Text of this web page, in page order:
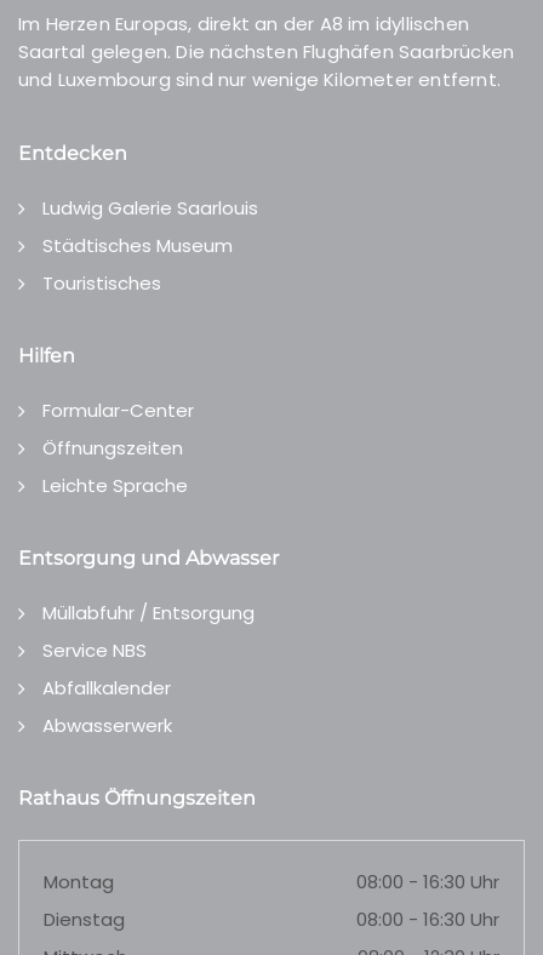
Im Herzen Europas, direkt an der A8 im idyllischen
Saartal gelegen. Die nächsten Flughäfen Saarbrücken
und Luxembourg sind nur wenige Kilometer entfernt.
Entdecken
Ludwig Galerie Saarlouis
Städtisches Museum
Touristisches
Hilfen
Formular-Center
Öffnungszeiten
Leichte Sprache
Entsorgung und Abwasser
Müllabfuhr / Entsorgung
Service NBS
Abfallkalender
Abwasserwerk
Rathaus Öffnungszeiten
Montag
08:00 - 16:30 Uhr
Dienstag
08:00 - 16:30 Uhr